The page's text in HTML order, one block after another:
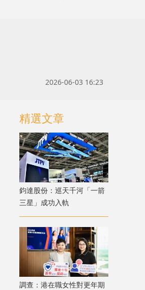
2026-06-03 16:23
精選文章
鈞達股份：巡天千河「一箭
三星」成功入軌
調查：港在職女性對更年期